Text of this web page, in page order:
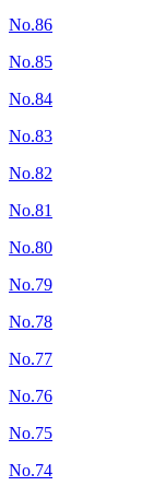
No.86
No.85
No.84
No.83
No.82
No.81
No.80
No.79
No.78
No.77
No.76
No.75
No.74